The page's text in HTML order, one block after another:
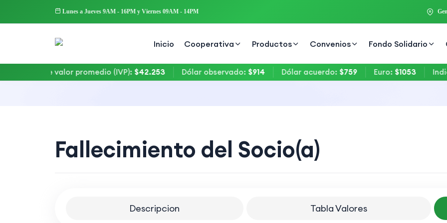
Lunes a Jueves 9AM - 16PM y Viernes 09AM - 14PM
Inicio Cooperativa Productos Convenios Fondo Solidario
Indice de valor promedio (IVP) : $42.253 Dólar observado: $914 Dólar acuerdo: $759 Euro : $1053 Indice
Fallecimiento del Socio(a)
Descripcion Tabla Valores